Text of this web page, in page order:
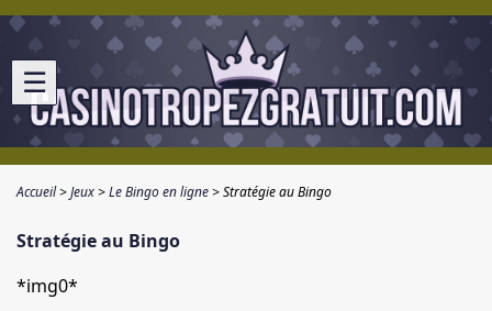
☰
Accueil Jeux Le Bingo en ligne Stratégie au Bingo
Stratégie au Bingo
*img0*